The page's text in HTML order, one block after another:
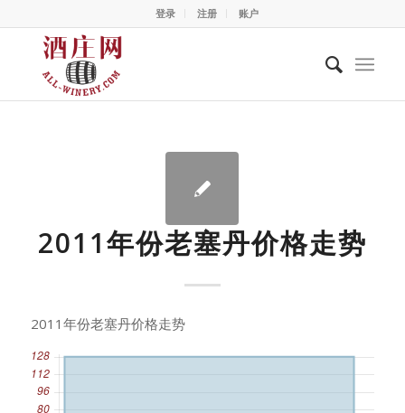
登录 注册 账户
2011年份老塞丹价格走势
2011年份老塞丹价格走势